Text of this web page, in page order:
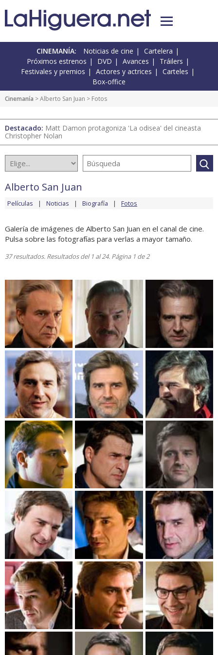
CINEMANÍA: Noticias de cine
Cartelera
Próximos estrenos
DVD Avances
Tráilers
Festivales y premios
Actores y actrices
Carteles
Box-office
Cinemanía >Alberto San Juan > Fotos
Destacado: Matt Damon protagoniza 'La odisea' del cineasta
Christopher Nolan
Alberto San Juan
Películas Noticias Biografía Fotos
Galería de imágenes de Alberto San Juan en el canal de cine.
Pulsa sobre las fotografías para verlas a mayor tamaño.
37 resultados. Resultados del 1 al 24. Página 1 de 2